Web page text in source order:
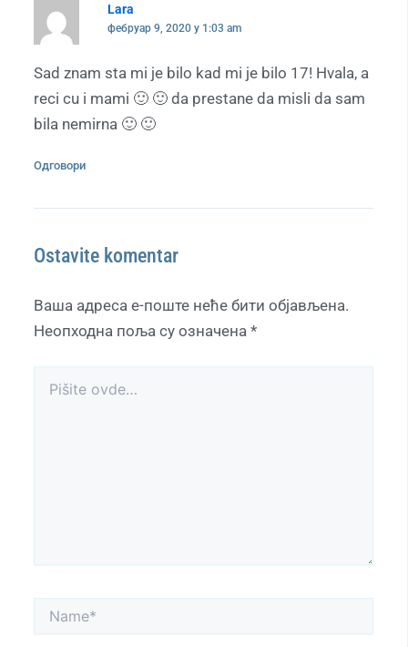
Lara
фебруар 9, 2020 у 1:03 am
Sad znam sta mi je bilo kad mi je bilo 17! Hvala, a
reci cu i mami 🙂 🙂 da prestane da misli da sam
bila nemirna 🙂 🙂
Одговори
Ostavite komentar
Ваша адреса е-поште неће бити објављена.
Неопходна поља су означена *
Name*